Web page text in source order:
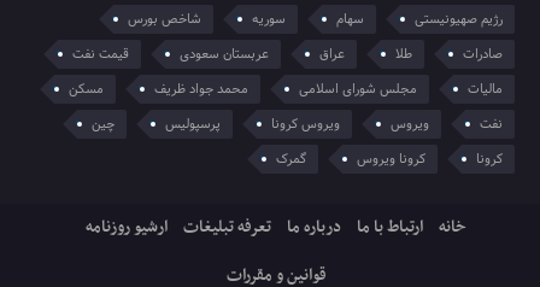
رژیم صهیونیستی
سهام سوریه
شاخص بورس
صادرات
طلا عراق عربستان سعودی
قیمت نفت
مالیات
مجلس شورای اسلامی محمد جواد ظریف
مسکن
نفت
ویروس ویروس کرونا پرسپولیس
چین
کرونا
کرونا ویروس گمرک
خانه ارتباط با ما درباره ما تعرفه تبلیغات ارشیو روزنامه
قوانین و مقررات